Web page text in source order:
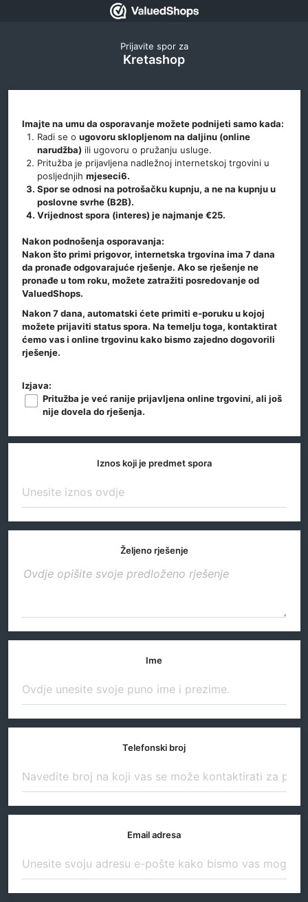
Prijavite spor za
Kretashop
Imajte na umu da osporavanje možete podnijeti samo kada:
Radi se ougovoru sklopljenom na daljinu (online
narudžba) ili ugovoru o pružanju usluge.
Pritužba je prijavljena nadležnoj internetskoj trgovini u
posljednjihmjeseci6.
Spor se odnosi napotrošačku kupnju, a ne na kupnju u
poslovne svrhe (B2B).
Vrijednost spora (interes) jenajmanje €25.
Nakon podnošenja osporavanja:
Nakon što primi prigovor, internetska trgovina ima 7 dana
da pronađe odgovarajuće rješenje. Ako se rješenje ne
pronađe u tom roku, možete zatražiti posredovanje od
ValuedShops.
Nakon 7 dana, automatski ćete primiti e-poruku u kojoj
možete prijaviti status spora. Na temelju toga, kontaktirat
ćemo vas i online trgovinu kako bismo zajedno dogovorili
rješenje.
Izjava:
Pritužba je već ranije prijavljena online trgovini, ali još
nije dovela do rješenja.
Iznos koji je predmet spora
Željeno rješenje
Ime
Telefonski broj
Email adresa